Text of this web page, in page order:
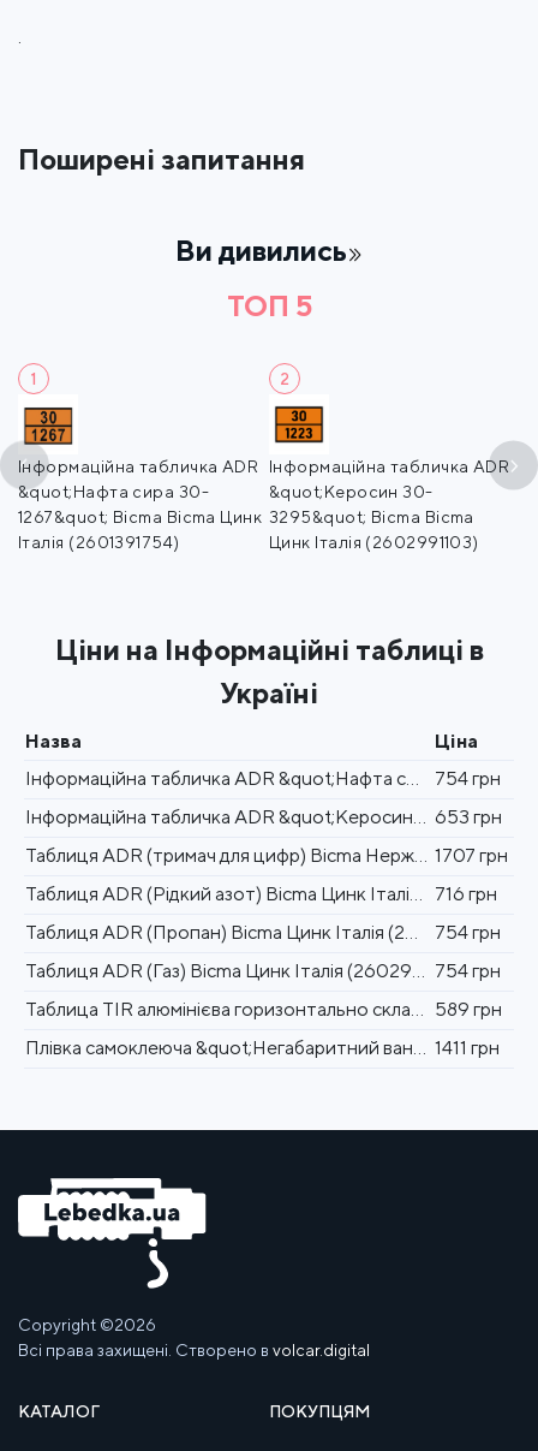
.
Поширені запитання
Ви дивились
ТОП 5
1
Інформаційна табличка ADR
&quot;Нафта сира 30-
1267&quot; Bicma Bicma Цинк
Італія (2601391754)
2
Інформаційна табличка ADR
&quot;Керосин 30-
3295&quot; Bicma Bicma
Цинк Італія (2602991103)
Ціни на Інформаційні таблиці в
Україні
Назва
Ціна
Інформаційна табличка ADR &quot;Нафта сира 30-1267&quot; Bicma Bicma Цинк Італія (2601391754)
754 грн
Інформаційна табличка ADR &quot;Керосин 30-3295&quot; Bicma Bicma Цинк Італія (2602991103) 653 грн
Таблиця ADR (тримач для цифр) Bicma Нерж Італія (2602991040) 1707 грн
Таблиця ADR (Рідкий азот) Bicma Цинк Італія (2602991108)
716 грн
Таблиця ADR (Пропан) Bicma Цинк Італія (2602991105)
754 грн
Таблиця ADR (Газ) Bicma Цинк Італія (2602991104) 754 грн
Таблица TIR алюмінієва горизонтально складена Bicma Алюміній Італія (2602990116) 589 грн
Плівка самоклеюча &quot;Негабаритний вантаж&quot; 423х423мм (пара) Bicma Італія (2603912120) 1411 грн
Copyright ©2026
Всі права захищені. Створено в volcar.digital
КАТАЛОГ ПОКУПЦЯМ